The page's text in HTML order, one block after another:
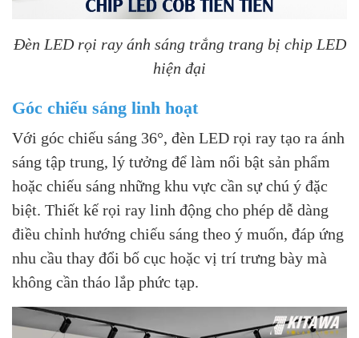
Đèn LED rọi ray ánh sáng trắng trang bị chip LED
hiện đại
Góc chiếu sáng linh hoạt
Với góc chiếu sáng 36°, đèn LED rọi ray tạo ra ánh
sáng tập trung, lý tưởng để làm nổi bật sản phẩm
hoặc chiếu sáng những khu vực cần sự chú ý đặc
biệt. Thiết kế rọi ray linh động cho phép dễ dàng
điều chỉnh hướng chiếu sáng theo ý muốn, đáp ứng
nhu cầu thay đổi bố cục hoặc vị trí trưng bày mà
không cần tháo lắp phức tạp.